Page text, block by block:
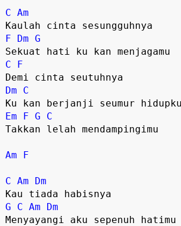
C Am
F
Dm G
C
F
Dm
C
Em
F G
C
Takkan lelah mendampingimu
Am F
C Am
Dm
G
C Am
Dm
Menyayangi aku sepenuh hatimu